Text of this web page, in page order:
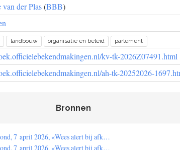
der Plas(BBB)
landbouw organisatie en beleid parlement
kv-tk-2026Z07491.html
ah-tk-20252026-
Bronnen
7 april 2026, «Wees alert bij afk…
7 april 2026, «Wees alert bij afk…